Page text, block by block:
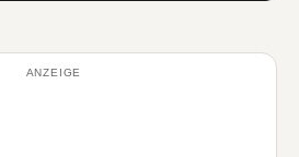
ANZEIGE